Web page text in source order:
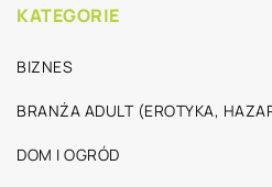
KATEGORIE
BIZNES
BRANŻA ADULT (EROTYKA,
DOM I OGRÓD